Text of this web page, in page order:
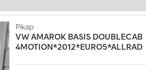
Pikap
VWAMAROK BASIS DOUBLECAB
4MOTION*2012*EURO5*ALLRAD